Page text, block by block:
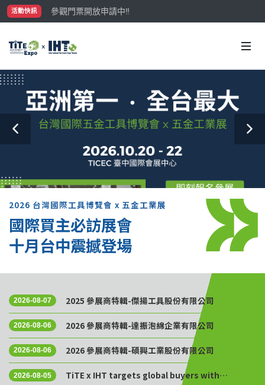
活動快訊
參觀門票開放申請中‼️
最大規模台灣五金展TiTE x IHT，2026/10/20-22與您在臺
2026 台灣國際工具博覽會 x 五金工業展
國際買主必訪展會
十月台中震撼登場
2026-08-07 2025 參展商特輯-傑揚工具股份有限公司
2026-08-06 2026 參展商特輯-達振泡綿企業有限公司
2026-08-06 2026 參展商特輯-碩興工業股份有限公司
2026-08-05
TiTE x IHT targets global buyers with